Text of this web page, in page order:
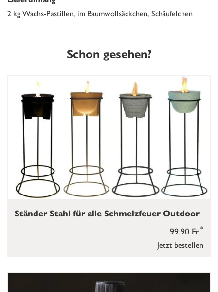
2 kg Wachs-Pastillen, im Baumwollsäckchen, Schäufelchen
Schon gesehen?
Jetzt bestellen
99.90 Fr.*
Ständer Stahl für alle Schmelzfeuer Outdoor